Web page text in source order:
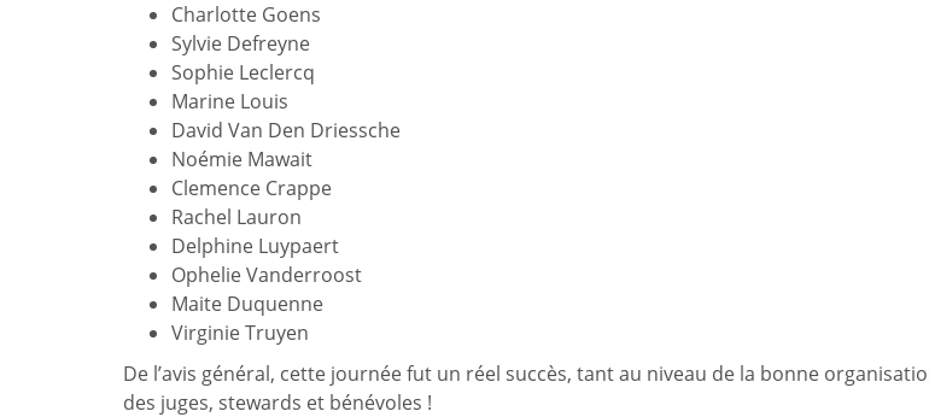
Charlotte Goens
Sylvie Defreyne
Sophie Leclercq
Marine Louis
David Van Den Driessche
Noémie Mawait
Clemence Crappe
Rachel Lauron
Delphine Luypaert
Ophelie Vanderroost
Maite Duquenne
Virginie Truyen
De l’avis général, cette journée fut un réel succès, tant au niveau de la bonne
des juges, stewards et bénévoles !